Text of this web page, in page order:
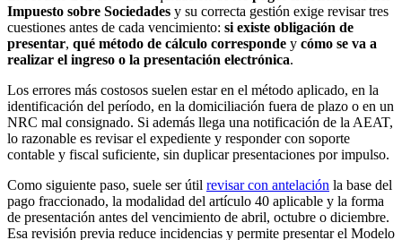
Impuesto sobre Sociedades y su correcta gestión exige revisar tres
cuestiones antes de cada vencimiento: si existe obligación de
presentar, qué método de cálculo corresponde y cómo se va a
realizar el ingreso o la presentación electrónica.
Los errores más costosos suelen estar en el método aplicado, en la
identificación del período, en la domiciliación fuera de plazo o en un
NRC mal consignado. Si además llega una notificación de la AEAT,
lo razonable es revisar el expediente y responder con soporte
contable y fiscal suficiente, sin duplicar presentaciones por impulso.
Como siguiente paso, suele ser útil revisar con antelación la base del
pago fraccionado, la modalidad del artículo 40 aplicable y la forma
de presentación antes del vencimiento de abril, octubre o diciembre.
Esa revisión previa reduce incidencias y permite presentar el Modelo